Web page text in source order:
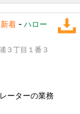
新着 - ハロー
３丁目１番３
ーターの業務